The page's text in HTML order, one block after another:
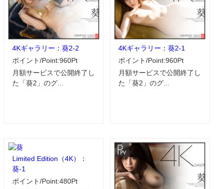
4Kギャラリー：葵2-2
ポイント/Point:960Pt
月額サービスで公開終了し
た「葵2」のグ...
4Kギャラリー：葵2-1
ポイント/Point:960Pt
月額サービスで公開終了し
た「葵2」のグ...
Limited Edition（4K）：
葵-1
ポイント/Point:480Pt